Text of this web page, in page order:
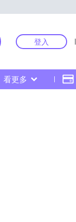
登入
看更多